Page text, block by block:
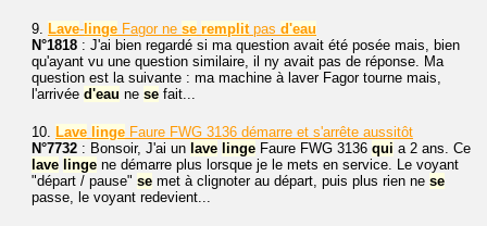
9. Lave- linge Fagor ne se remplitpas d'eau
N°1818 : J'ai bien regardé si ma question avait été posée mais, bien
qu'ayant vu une question similaire, il ny avait pas de réponse. Ma
question est la suivante : ma machine à laver Fagor tourne mais,
l'arrivée d'eau ne se fait...
10. Lave linge Faure FWG 3136 démarre et s'arrête aussitôt
N°7732 : Bonsoir, J'ai un lave linge Faure FWG 3136 qui a 2 ans. Ce
lave linge ne démarre plus lorsque je le mets en service. Le voyant
"départ / pause" se met à clignoter au départ, puis plus rien ne se
passe, le voyant redevient...